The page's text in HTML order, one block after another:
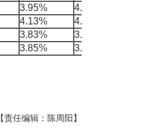
3.95% 4.1358%
4.13% 4.2349%
3.83% 3.7690%
3.85% 3.9056%
【责任编辑：陈周阳】